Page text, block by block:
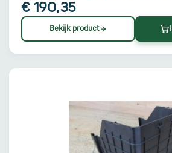
€ 190,35
Bekijk product